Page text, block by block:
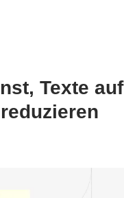
Texte auf